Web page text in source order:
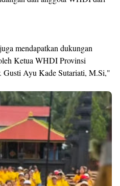
mendapatkan dukungan
Ketua WHDI Provinsi
Gusti Ayu Kade Sutariati, M.Si,"